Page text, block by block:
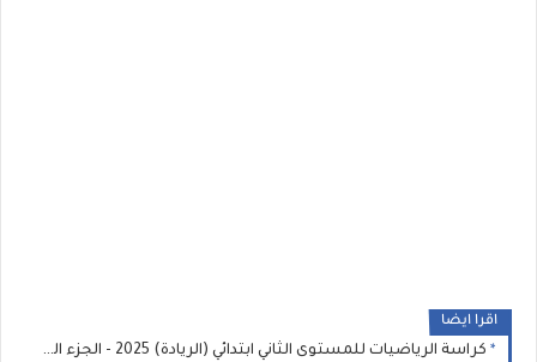
اقرا ايضا
كراسة الرياضيات للمستوى الثاني ابتدائي (الريادة) 2025 - الجزء الثاني